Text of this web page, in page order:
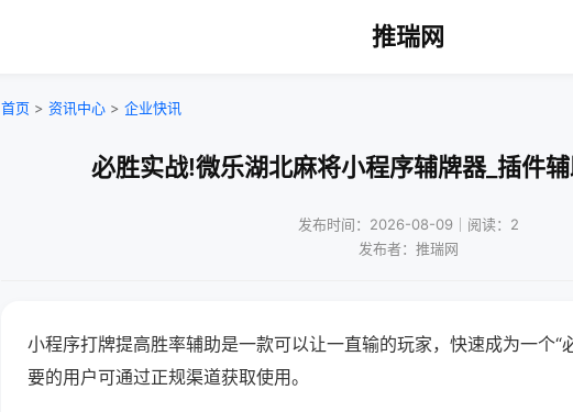
推瑞网
首页 > 资讯中心 > 企业快讯
必胜实战!微乐湖北麻将小程序辅牌器_插件
发布时间：2026-08-09｜阅读：2
发布者：推瑞网
小程序打牌提高胜率辅助是一款可以让一直输的玩家，快速成为一个“
要的用户可通过正规渠道获取使用。